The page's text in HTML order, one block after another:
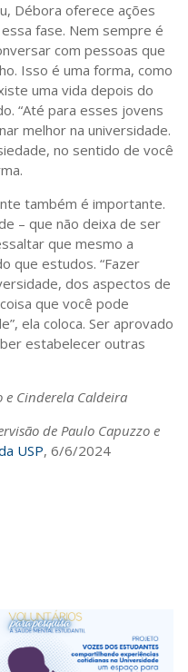
Débora oferece ações
fase. Nem sempre é
com pessoas que
Isso é uma forma, como
uma vida depois do
“Até para esses jovens
melhor na universidade.
no sentido de você
também é importante.
– que não deixa de ser
que mesmo a
que estudos. “Fazer
dos aspectos de
que você pode
ela coloca. Ser aprovado
estabelecer outras
e Cinderela Caldeira
de Paulo Capuzzo e
USP, 6/6/2024